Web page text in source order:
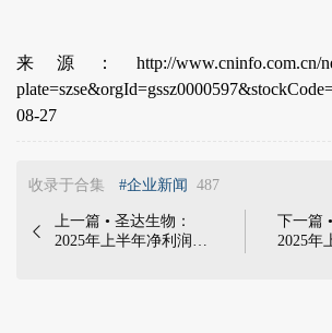
来源：http://www.cninfo.com.cn/
08-27
收录于合集 #企业新闻 487

上一篇 • 圣达生物：
2025年上半年净利润
下一篇
2025年